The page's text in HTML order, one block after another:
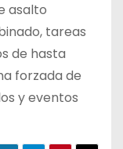
asalto
tareas
de hasta
forzada de
y eventos